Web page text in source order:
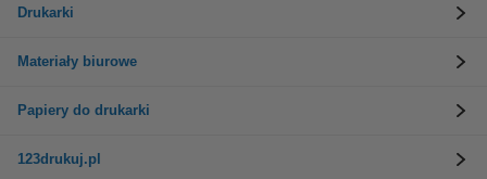
Drukarki
Materiały biurowe
Papiery do drukarki
123drukuj.pl